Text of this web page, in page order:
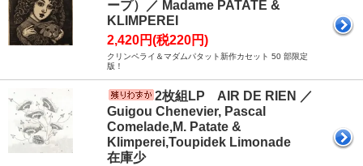
ープ）／ Madame PATATE &
KLIMPEREI
2,420円(税220円)
クリンペライ＆マダムパタット新作カセット 50 部限定
版！
2枚組LP AIR DE RIEN ／
Guigou Chenevier, Pascal
Comelade,M. Patate &
Klimperei,Toupidek Limonade
在庫少